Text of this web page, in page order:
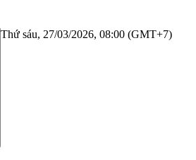
Thứ sáu, 27/03/2026, 08:00 (GMT+7)